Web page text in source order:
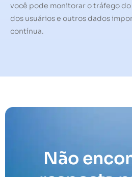
você pode monitorar o tráfego
dos usuários e outros dados
contínua.
Não